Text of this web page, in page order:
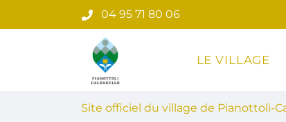
au
04 95 71 80 06
Site officiel du village de
LE VILLAGE
Site officiel du village de Pianottoli-